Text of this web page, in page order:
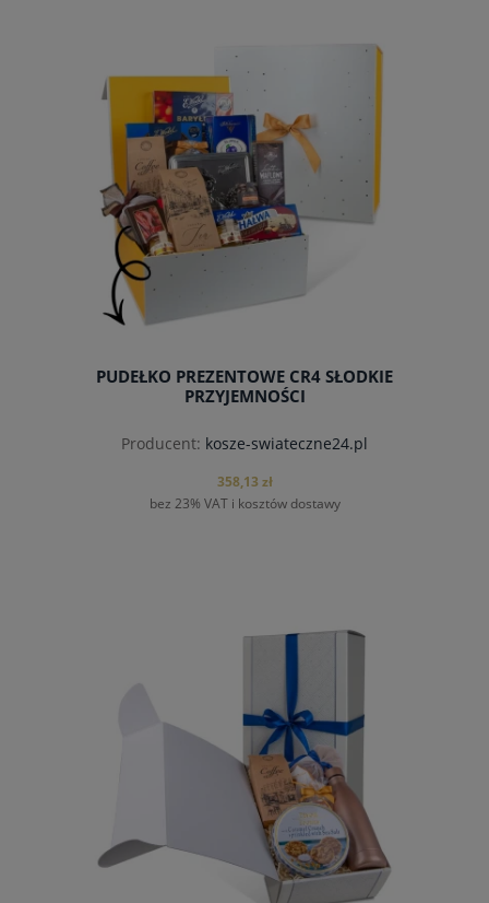
PUDEŁKO PREZENTOWE CR4 SŁODKIE
PRZYJEMNOŚCI
Producent: kosze-swiateczne24.pl
358,13 zł
bez 23% VAT i kosztów dostawy